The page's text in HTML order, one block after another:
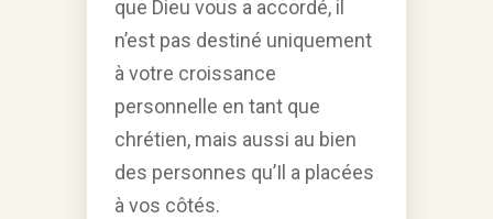
que Dieu vous a accordé, il
n’est pas destiné uniquement
à votre croissance
personnelle en tant que
chrétien, mais aussi au bien
des personnes qu’Il a placées
à vos côtés.